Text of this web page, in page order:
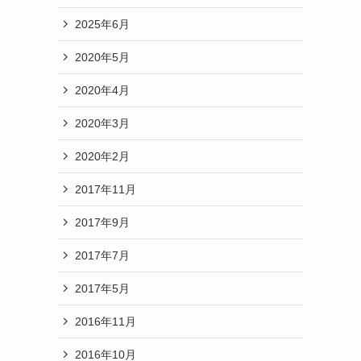
2025年6月
2020年5月
2020年4月
2020年3月
2020年2月
2017年11月
2017年9月
2017年7月
2017年5月
2016年11月
2016年10月